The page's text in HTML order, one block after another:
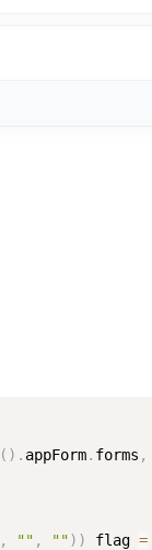
( ) . appForm. forms ,
, "" , "") ) flag =